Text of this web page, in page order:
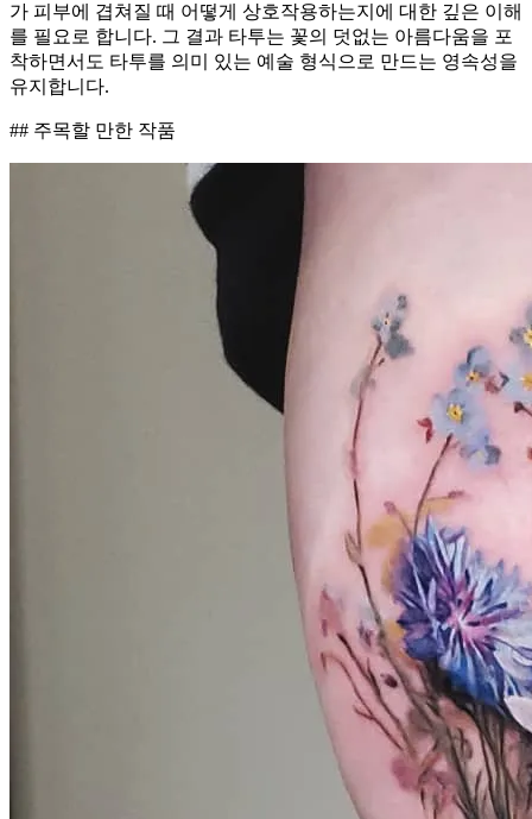
가 피부에 겹쳐질 때 어떻게 상호작용하는지에 대한 깊은 이해
를 필요로 합니다. 그 결과 타투는 꽃의 덧없는 아름다움을 포
착하면서도 타투를 의미 있는 예술 형식으로 만드는 영속성을
유지합니다.
## 주목할 만한 작품